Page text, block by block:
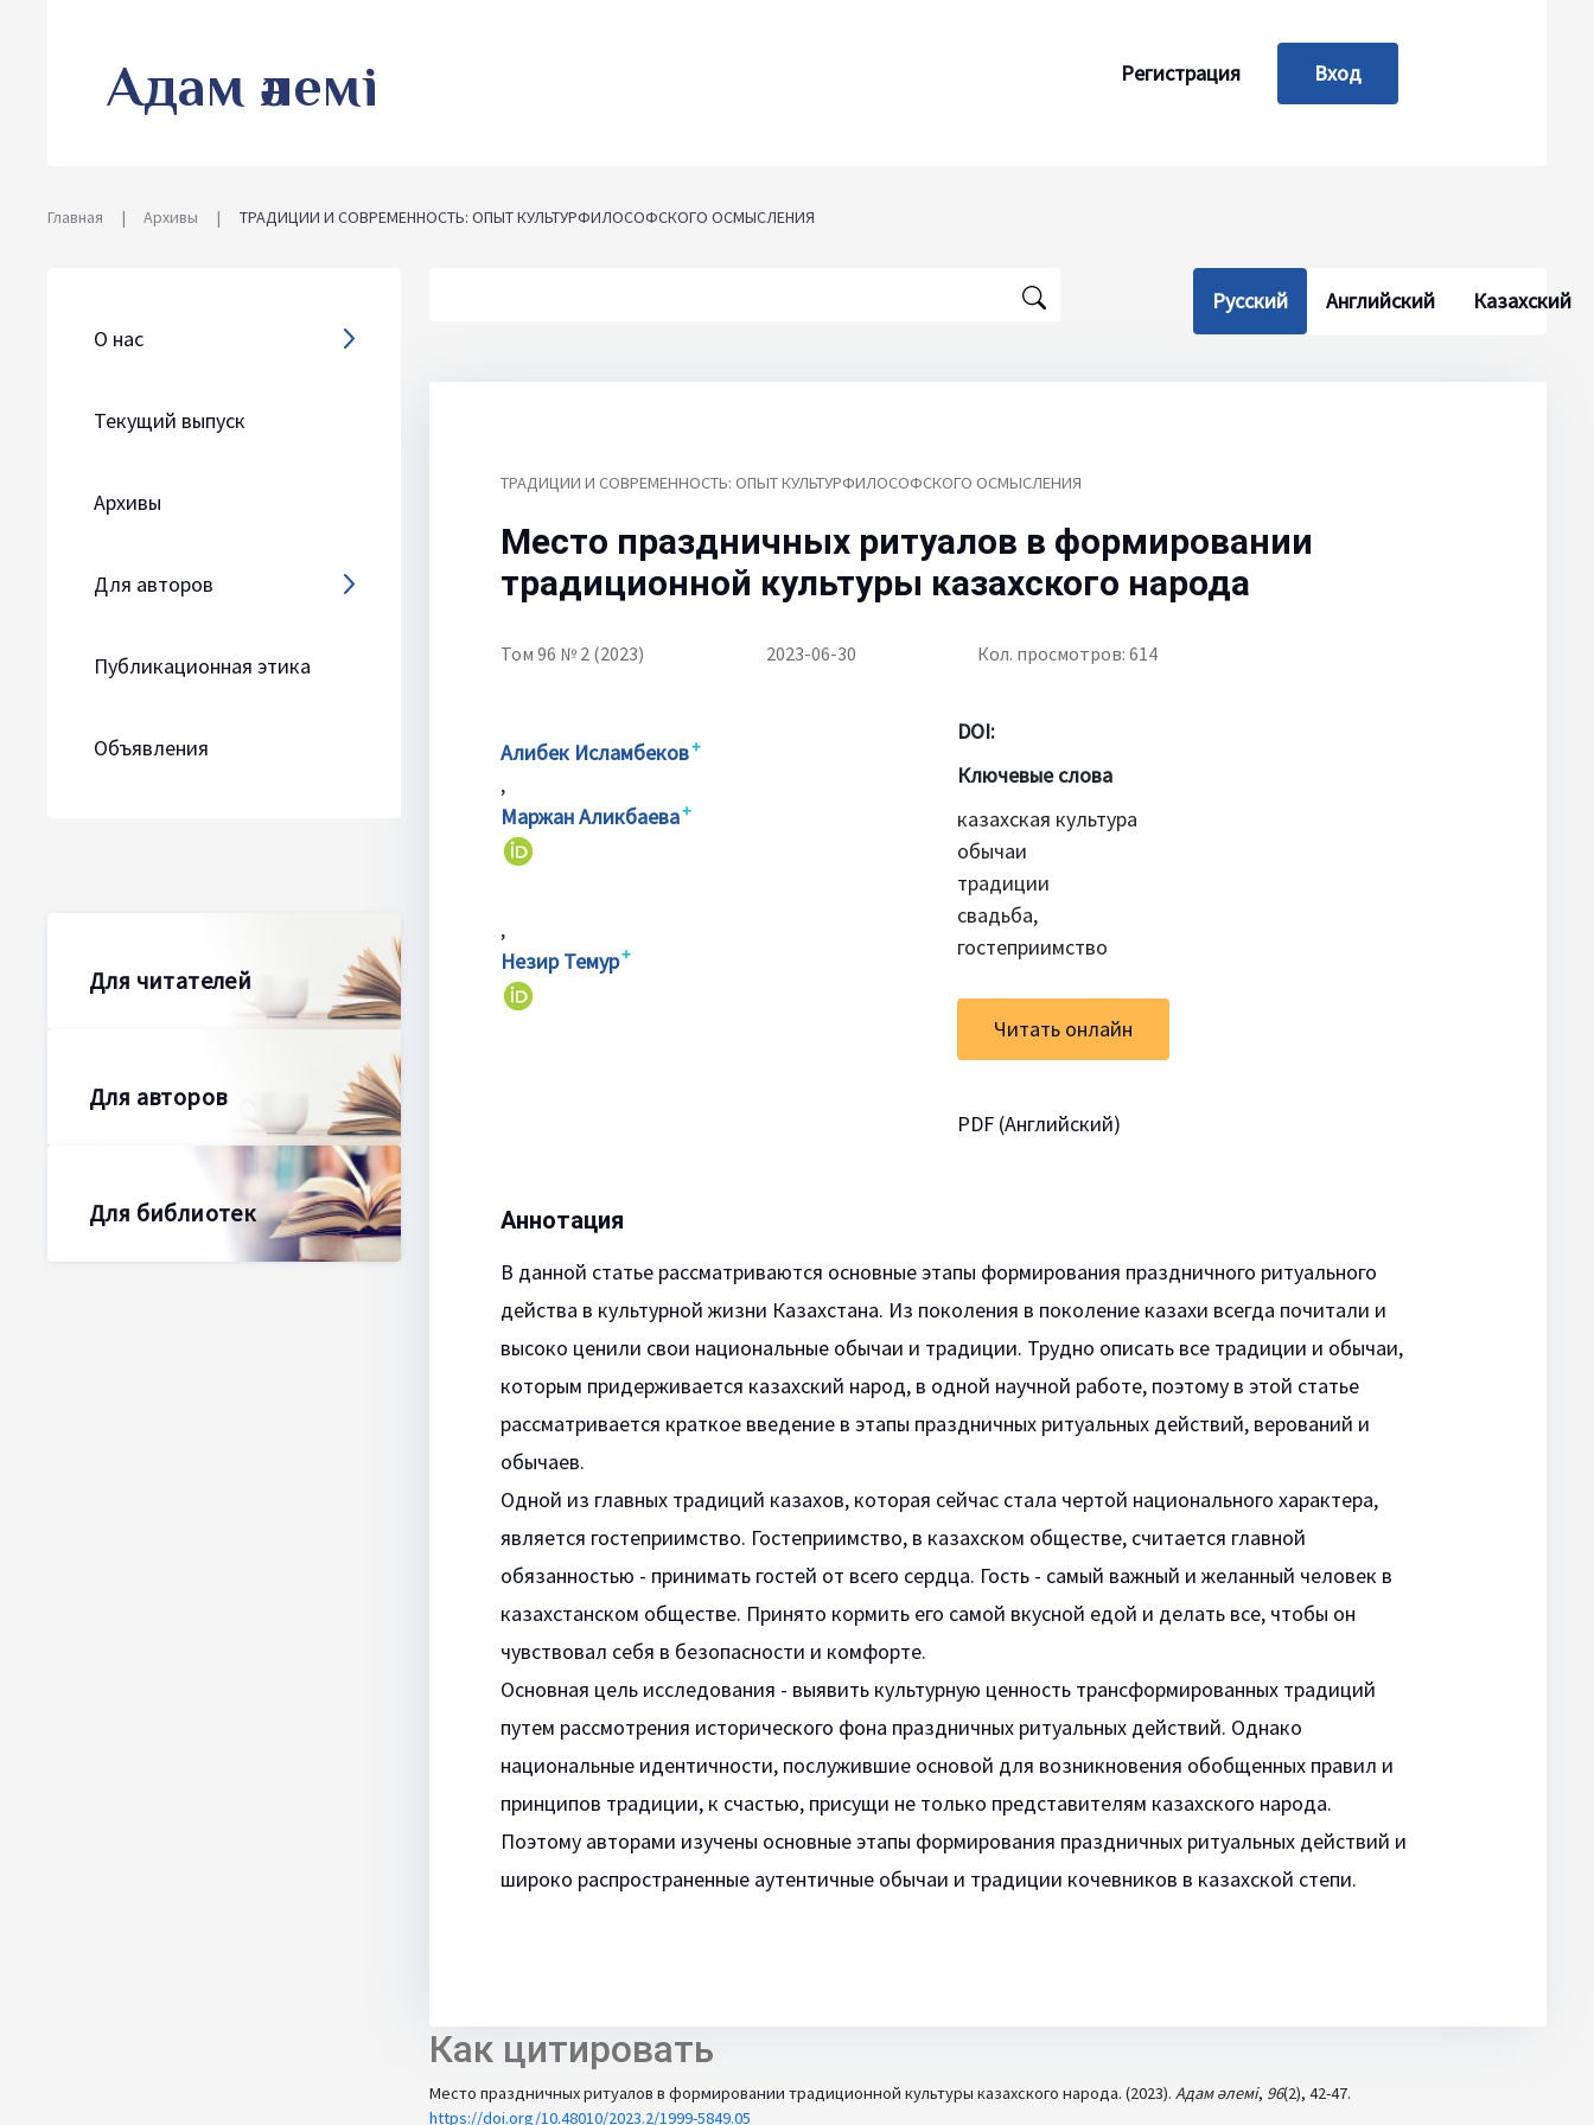
Адам әлемі Регистрация Вход
Главная | Архивы | ТРАДИЦИИ И СОВРЕМЕННОСТЬ: ОПЫТ КУЛЬТУРФИЛОСОФСКОГО ОСМЫСЛЕНИЯ
О нас
Текущий выпуск
Архивы
Для авторов
Публикационная этика
Объявления
Для читателей
Для авторов
Для библиотек
Change the language. The current
Русский Английский Казахский
ТРАДИЦИИ И СОВРЕМЕННОСТЬ: ОПЫТ КУЛЬТУРФИЛОСОФСКОГО ОСМЫСЛЕНИЯ
Место праздничных ритуалов в формировании
традиционной культуры казахского народа
Том 96 № 2 (2023) 2023-06-30 Кол. просмотров: 614
Алибек Исламбеков+
Маржан Аликбаева+
Незир Темур+
DOI:
Ключевые слова
казахская культура
обычаи
традиции
свадьба,
гостеприимство
Читать онлайн
PDF (Английский)
Аннотация
В данной статье рассматриваются основные этапы формирования праздничного ритуального
действа в культурной жизни Казахстана. Из поколения в поколение казахи всегда почитали и
высоко ценили свои национальные обычаи и традиции. Трудно описать все традиции и обычаи,
которым придерживается казахский народ, в одной научной работе, поэтому в этой статье
рассматривается краткое введение в этапы праздничных ритуальных действий, верований и
обычаев.
Одной из главных традиций казахов, которая сейчас стала чертой национального характера,
является гостеприимство. Гостеприимство, в казахском обществе, считается главной
обязанностью - принимать гостей от всего сердца. Гость - самый важный и желанный человек в
казахстанском обществе. Принято кормить его самой вкусной едой и делать все, чтобы он
чувствовал себя в безопасности и комфорте.
Основная цель исследования - выявить культурную ценность трансформированных традиций
путем рассмотрения исторического фона праздничных ритуальных действий. Однако
национальные идентичности, послужившие основой для возникновения обобщенных правил и
принципов традиции, к счастью, присущи не только представителям казахского народа.
Поэтому авторами изучены основные этапы формирования праздничных ритуальных действий и
широко распространенные аутентичные обычаи и традиции кочевников в казахской степи.
Как цитировать
Место праздничных ритуалов в формировании традиционной культуры казахского народа. (2023). Адам әлемі, 96(2), 42-47.
https://doi.org/10.48010/2023.2/1999-5849.05